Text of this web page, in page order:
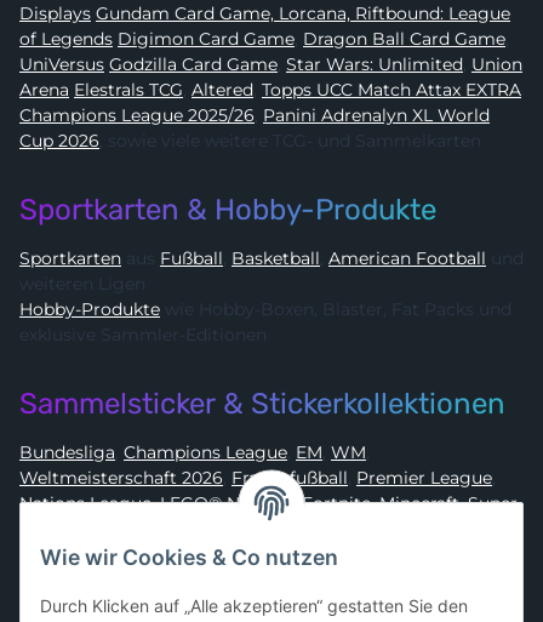
Displays Gundam Card Game, Lorcana, Riftbound: League
of Legends
Digimon Card Game, Dragon Ball Card Game,
UniVersus
Godzilla Card Game, Star Wars: Unlimited, Union
Arena
Elestrals TCG, Altered, Topps UCC Match Attax EXTRA
Champions League 2025/26, Panini Adrenalyn XL World
Cup 2026, sowie viele weitere TCG- und Sammelkarten
Sportkarten & Hobby-Produkte
Sportkarten aus Fußball, Basketball, American Football und
weiteren Ligen
Hobby-Produkte
exklusive Sammler-Editionen
Sammelsticker & Stickerkollektionen
Bundesliga, Champions League, EM, WM,
Weltmeisterschaft 2026, Frauenfußball, Premier League,
Nations League, LEGO® Ninjago Fortnite,Minecraft,Super
Asterix
Sammelkarten-Zubehör &
Wie wir Cookies & Co nutzen
Durch Klicken auf „Alle akzeptieren“ gestatten Sie den